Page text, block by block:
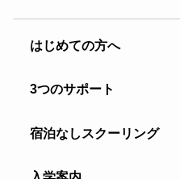
はじめての方へ
3つのサポート
宿泊なしスクーリング